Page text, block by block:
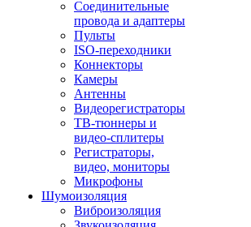
Соединительные
провода и адаптеры
Пульты
ISO-переходники
Коннекторы
Камеры
Антенны
Видеорегистраторы
ТВ-тюннеры и
видео-сплитеры
Регистраторы,
видео, мониторы
Микрофоны
Шумоизоляция
Виброизоляция